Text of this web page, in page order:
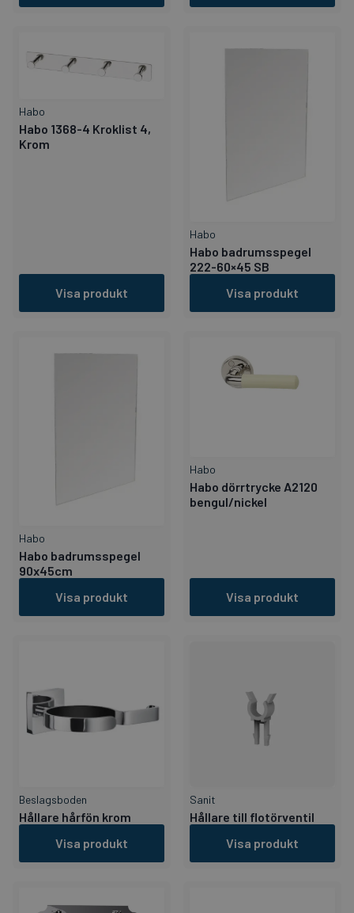
Habo
Habo 1368-4 Kroklist 4,
Krom
Visa produkt
Habo
Habo badrumsspegel
222-60×45 SB
Visa produkt
Habo
Habo badrumsspegel
90x45cm
Visa produkt
Habo
Habo dörrtrycke A2120
bengul/nickel
Visa produkt
Beslagsboden
Hållare hårfön krom
Visa produkt
Sanit
Hållare till flotörventil
Visa produkt